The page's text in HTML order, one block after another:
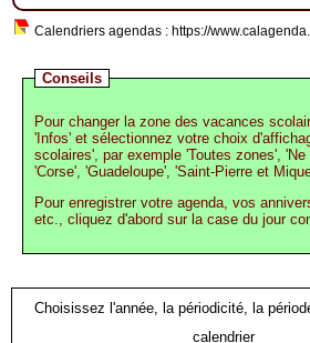
Calendriers agendas : https://
Conseils
Pour changer la zone des vacances
'Infos' et sélectionnez votre choix
scolaires', par exemple 'Toutes zones',
'Corse', 'Guadeloupe', 'Saint-Pierre et
Pour enregistrer votre agenda, vos
etc., cliquez d'abord sur la case du jour
Choisissez l'année, la périodicité, la
calendrier